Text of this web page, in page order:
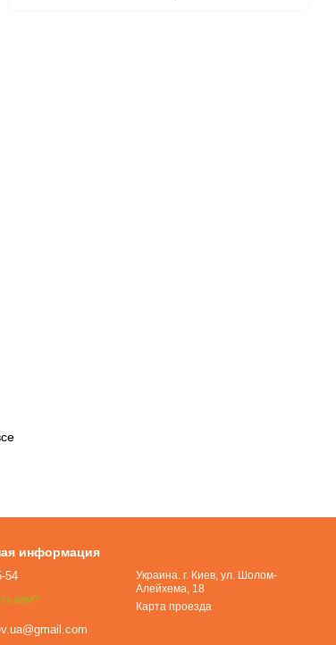
информация
54
вам?
Украина. г. Киев, ул. Шолом-
Алейхема, 18
Карта проезда